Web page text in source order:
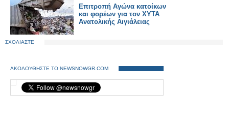
Επιτροπή Αγώνα κατοίκων
και φορέων για τον ΧΥΤΑ
Ανατολικής Αιγιάλειας
ΣΧΟΛΙΑΣΤΕ
ΑΚΟΛΟΥΘΗΣΤΕ ΤΟ NEWSNOWGR.COM